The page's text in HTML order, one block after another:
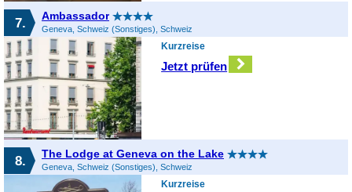
7. Ambassador
Geneva, Schweiz (Sonstiges), Schweiz
Kurzreise
Jetzt prüfen
8. The Lodge at Geneva on the Lake
Geneva, Schweiz (Sonstiges), Schweiz
Kurzreise